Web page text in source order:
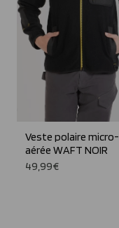
Veste polaire micro-
aérée WAFT NOIR
49,99€